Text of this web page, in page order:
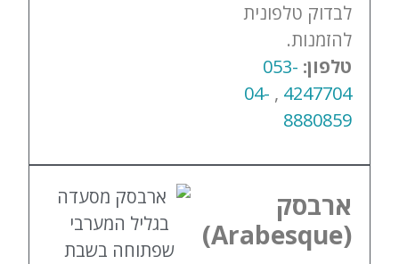
לבדוק טלפונית
להזמנות.
טלפון: 053-
4247704
,
04-
8880859
ארבסק
(Arabesque)